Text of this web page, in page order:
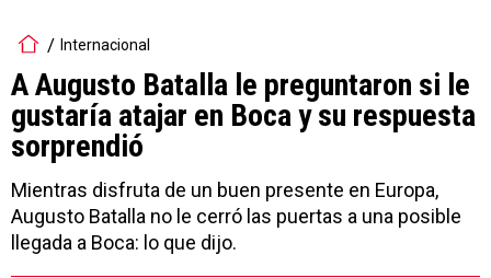
Internacional
A Augusto Batalla le preguntaron si le
gustaría atajar en Boca y su respuesta
sorprendió
Mientras disfruta de un buen presente en Europa,
Augusto Batalla no le cerró las puertas a una posible
llegada a Boca: lo que dijo.